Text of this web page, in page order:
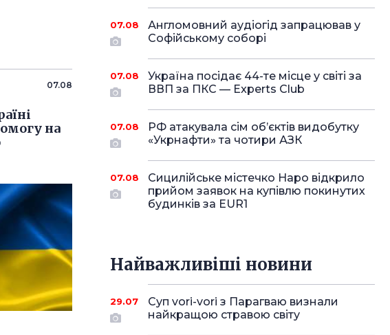
07.08
на
07.08
Англомовний аудіогід запрацював у
Софійському соборі
07.08
Україна посідає 44-те місце у світі за
ВВП за ПКС — Experts Club
07.08
РФ атакувала сім об’єктів видобутку
«Укрнафти» та чотири АЗК
07.08
Сицилійське містечко Наро відкрило
прийом заявок на купівлю покинутих
будинків за EUR1
Найважливіші новини
29.07
Суп vori-vori з Парагваю визнали
найкращою стравою світу